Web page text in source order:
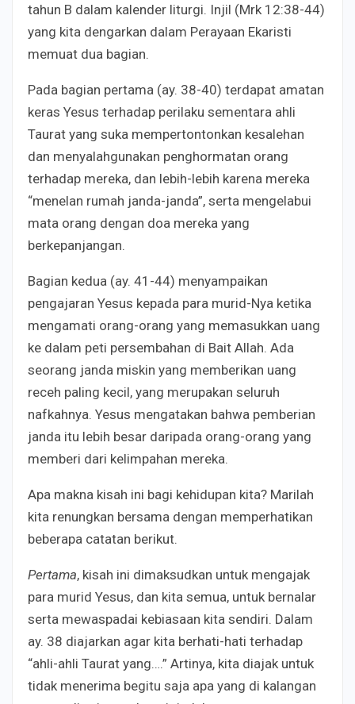
tahun B dalam kalender liturgi. Injil (Mrk 12:38-44)
yang kita dengarkan dalam Perayaan Ekaristi
memuat dua bagian.
Pada bagian pertama (ay. 38-40) terdapat amatan
keras Yesus terhadap perilaku sementara ahli
Taurat yang suka mempertontonkan kesalehan
dan menyalahgunakan penghormatan orang
terhadap mereka, dan lebih-lebih karena mereka
“menelan rumah janda-janda”, serta mengelabui
mata orang dengan doa mereka yang
berkepanjangan.
Bagian kedua (ay. 41-44) menyampaikan
pengajaran Yesus kepada para murid-Nya ketika
mengamati orang-orang yang memasukkan uang
ke dalam peti persembahan di Bait Allah. Ada
seorang janda miskin yang memberikan uang
receh paling kecil, yang merupakan seluruh
nafkahnya. Yesus mengatakan bahwa pemberian
janda itu lebih besar daripada orang-orang yang
memberi dari kelimpahan mereka.
Apa makna kisah ini bagi kehidupan kita? Marilah
kita renungkan bersama dengan memperhatikan
beberapa catatan berikut.
Pertama, kisah ini dimaksudkan untuk mengajak
para murid Yesus, dan kita semua, untuk bernalar
serta mewaspadai kebiasaan kita sendiri. Dalam
ay. 38 diajarkan agar kita berhati-hati terhadap
“ahli-ahli Taurat yang….” Artinya, kita diajak untuk
tidak menerima begitu saja apa yang di kalangan